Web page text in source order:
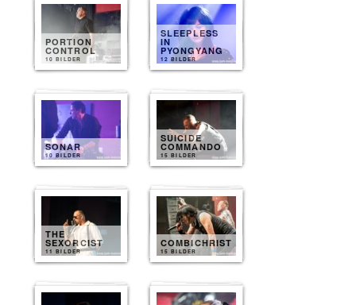
PORTION
CONTROL
10 BILDER
SLEEPLESS
IN
PYONGYANG
12 BILDER
SONAR
10 BILDER
SUICIDE
COMMANDO
15 BILDER
THE
SEXORCIST
11 BILDER
COMBICHRIST
15 BILDER